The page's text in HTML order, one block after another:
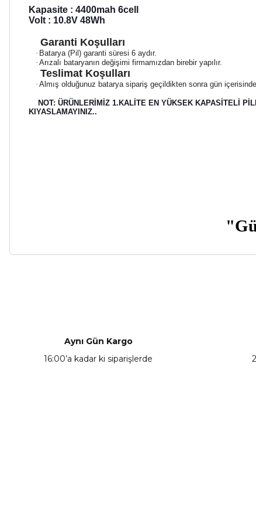
Kapasite : 4400mah 6cell
Volt : 10.8V 48Wh
Garanti Koşulları
· Batarya (Pil) garanti süresi 6 aydır.
· Arızalı bataryanın değişimi firmamızdan birebir yapılır.
Teslimat Koşulları
· Almış olduğunuz batarya sipariş geçildikten sonra gün
NOT: ÜRÜNLERİMİZ 1.KALİTE EN YÜKSEK KAPASİTELİ
KIYASLAMAYINIZ..
Ürün açıklamasında eksik bilgiler bulunuyor.
Ürün bilgilerinde hatalar bulunuyor.
Aynı Gün Kargo
16:00’a kadar ki siparişlerde